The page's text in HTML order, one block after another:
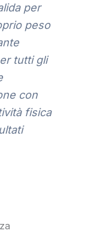
per
peso
tutti gli
con
fisica